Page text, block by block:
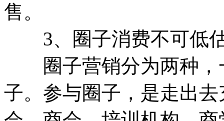
售。
3、圈子消费不可低
圈子营销分为两种，
子。参与圈子，是走出